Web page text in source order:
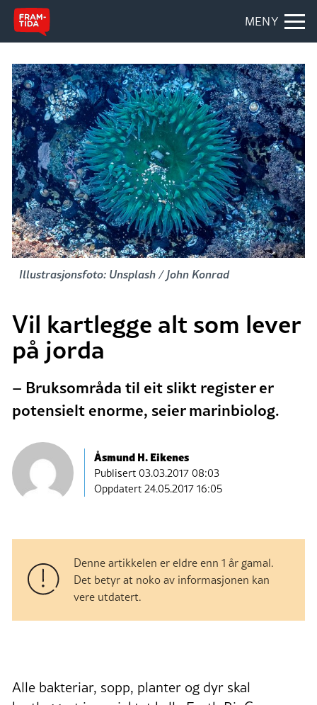
MENY
Illustrasjonsfoto: Unsplash / John Konrad
Vil kartlegge alt som lever
på jorda
– Bruksområda til eit slikt register er
potensielt enorme, seier marinbiolog.
Åsmund H. Eikenes
Publisert03.03.2017 08:03
Oppdatert 24.05.2017 16:05
Denne artikkelen er eldre enn 1 år gamal.
Det betyr at noko av informasjonen kan
vere utdatert.
Alle bakteriar, sopp, planter og dyr skal